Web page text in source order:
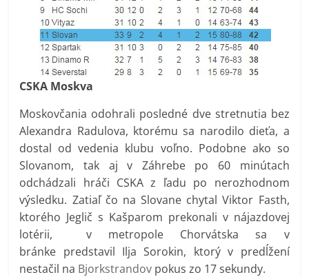
CSKA Moskva
Moskovčania odohrali posledné dve stretnutia bez
Alexandra Radulova, ktorému sa narodilo dieťa, a
dostal od vedenia klubu voľno. Podobne ako so
Slovanom, tak aj v Záhrebe po 60 minútach
odchádzali hráči CSKA z ľadu po nerozhodnom
výsledku. Zatiaľ čo na Slovane chytal Viktor Fasth,
ktorého Jeglič s Kašparom prekonali v nájazdovej
lotérii, v metropole Chorvátska sa v
bránke predstavil Ilja Sorokin, ktorý v predĺžení
nestačil na Bjorkstrandov pokus zo 17 sekundy.